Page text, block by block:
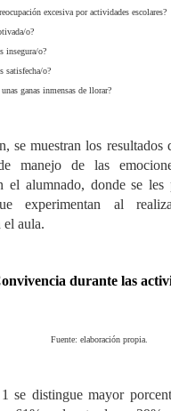
excesiva por actividades escolares?
o?
insegura/o?
satisfecha/o?
ganas inmensas de llorar?
se muestran los resultados
manejo de las
el alumnado, donde se les
experimentan al
el aula.
durante las
Fuente: elaboración propia.
se distingue mayor